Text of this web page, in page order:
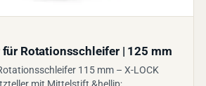
für Rotationsschleifer | 125 mm
115 mm – X-LOCK